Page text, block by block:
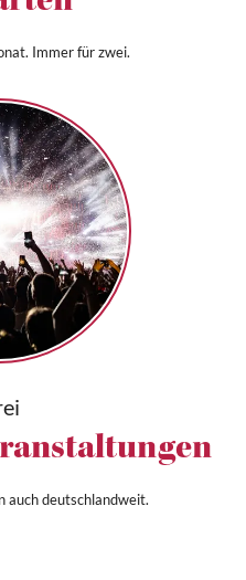
Immer für zwei.
auch deutschlandweit.